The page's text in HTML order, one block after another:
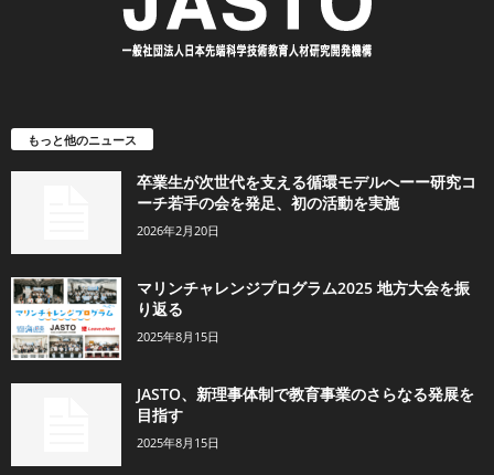
もっと他のニュース
卒業生が次世代を支える循環モデルへーー研究コ
ーチ若手の会を発足、初の活動を実施
2026年2月20日
マリンチャレンジプログラム2025 地方大会を振
り返る
2025年8月15日
JASTO、新理事体制で教育事業のさらなる発展を
目指す
2025年8月15日